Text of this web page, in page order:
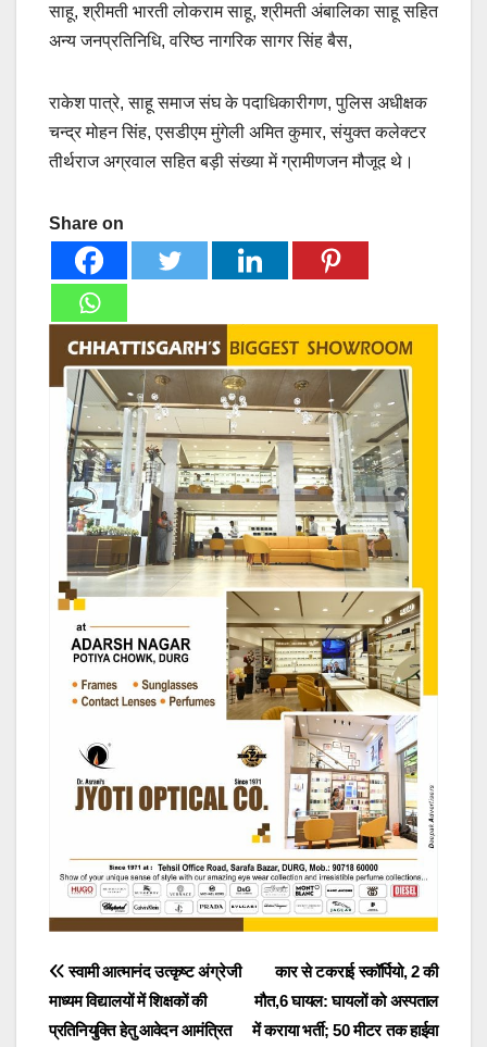
साहू, श्रीमती भारती लोकराम साहू, श्रीमती अंबालिका साहू सहित
अन्य जनप्रतिनिधि, वरिष्ठ नागरिक सागर सिंह बैस,
राकेश पात्रे, साहू समाज संघ के पदाधिकारीगण, पुलिस अधीक्षक
चन्द्र मोहन सिंह, एसडीएम मुंगेली अमित कुमार, संयुक्त कलेक्टर
तीर्थराज अग्रवाल सहित बड़ी संख्या में ग्रामीणजन मौजूद थे।
Share on
Post
navigation
कार से टकराई स्कॉर्पियो, 2 की
मौत,6 घायल: घायलों को अस्पताल
में कराया भर्ती; 50 मीटर तक हाईवा
स्वामी आत्मानंद उत्कृष्ट अंग्रेजी
माध्यम विद्यालयों में शिक्षकों की
प्रतिनियुक्ति हेतु आवेदन आमंत्रित